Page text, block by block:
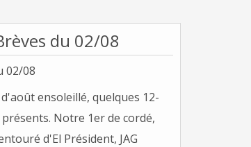
du 02/08
ensoleillé, quelques 12-
Notre 1er de cordé,
d'El Président, JAG